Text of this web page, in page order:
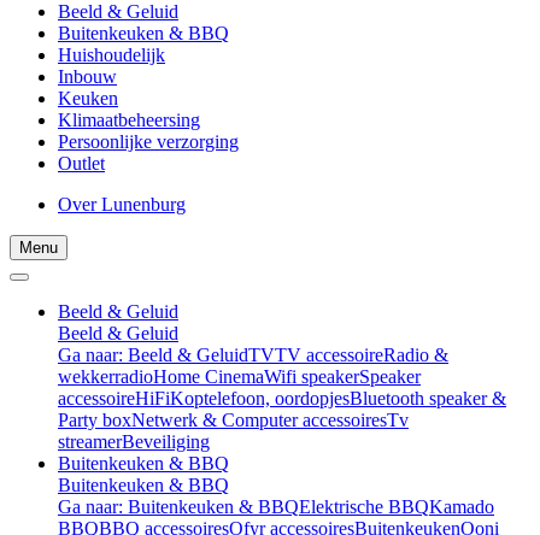
Beeld & Geluid
Buitenkeuken & BBQ
Huishoudelijk
Inbouw
Keuken
Klimaatbeheersing
Persoonlijke verzorging
Outlet
Over Lunenburg
Menu
Beeld & Geluid
Beeld & Geluid
Ga naar: Beeld & GeluidTVTV accessoireRadio &
wekkerradioHome CinemaWifi speakerSpeaker
accessoireHiFiKoptelefoon, oordopjesBluetooth speaker &
Party boxNetwerk & Computer accessoiresTv
streamerBeveiliging
Buitenkeuken & BBQ
Buitenkeuken & BBQ
Ga naar: Buitenkeuken & BBQElektrische BBQKamado
BBQBBQ accessoiresOfyr accessoiresBuitenkeukenOoni